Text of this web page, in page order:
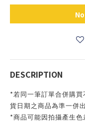
DESCRIPTION
*若同一筆訂單合併購
貨日期之商品為準一併
*商品可能因拍攝產生